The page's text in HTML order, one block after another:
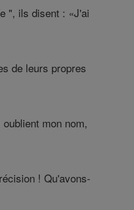
", ils disent : «J'ai
de leurs propres
mon nom,
! Qu'avons-